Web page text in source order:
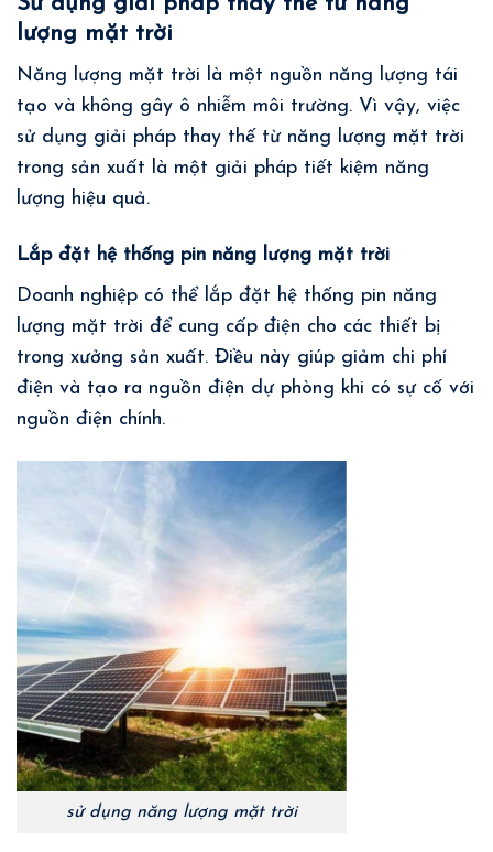
lượng mặt trời
Năng lượng mặt trời là một nguồn năng lượng tái
tạo và không gây ô nhiễm môi trường. Vì vậy, việc
sử dụng giải pháp thay thế từ năng lượng mặt trời
trong sản xuất là một giải pháp tiết kiệm năng
lượng hiệu quả.
Lắp đặt hệ thống pin năng lượng mặt trời
Doanh nghiệp có thể lắp đặt hệ thống pin năng
lượng mặt trời để cung cấp điện cho các thiết bị
trong xưởng sản xuất. Điều này giúp giảm chi phí
điện và tạo ra nguồn điện dự phòng khi có sự cố với
nguồn điện chính.
sử dụng năng lượng mặt trời